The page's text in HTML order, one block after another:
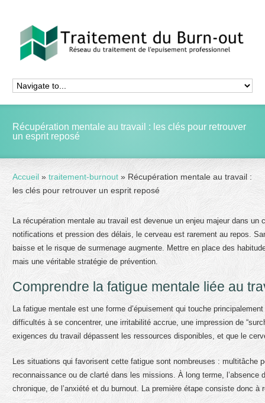
Récupération mentale au travail : les clés pour retrouver
un esprit reposé
Accueil » traitement-burnout » Récupération mentale au travail :
les clés pour retrouver un esprit reposé
La récupération mentale au travail est devenue un enjeu majeur dans
notifications et pression des délais, le cerveau est rarement au repos.
baisse et le risque de surmenage augmente. Mettre en place des
mais une véritable stratégie de prévention.
Comprendre la fatigue mentale liée au
La fatigue mentale est une forme d’épuisement qui touche
difficultés à se concentrer, une irritabilité accrue, une impression de
exigences du travail dépassent les ressources disponibles, et que le
Les situations qui favorisent cette fatigue sont nombreuses : multitâche
reconnaissance ou de clarté dans les missions. À long terme,
chronique, de l’anxiété et du burnout. La première étape consiste donc à